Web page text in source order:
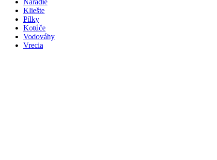
Náradie
Kliešte
Pílky
Kotúče
Vodováhy
Vrecia